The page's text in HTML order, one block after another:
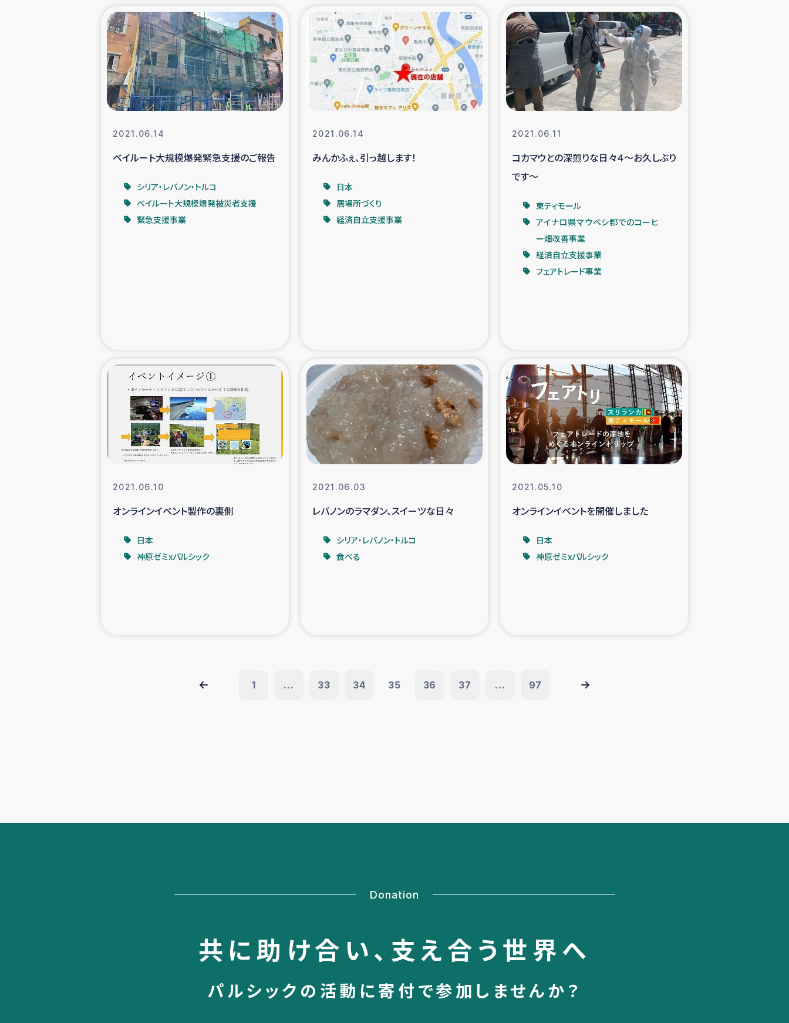
石巻市街地在宅被災者支援 復興応援隊の活動
仮設住宅生活支援・農業復興支援 漁業復興支援
インターン・ボランティア日誌 経済自立支援事業
ガザ空爆被災者への食料支援と農家生産支援
ガザ地区における羊の畜産支援 ガザ地区での公園の緑化を通じた支援事業
ガザ地区における被災住民への緊急支援
フェアトレード事業
女性の生計向上を通じた子どもの栄養改善事業
コーヒー生産者支援 アイナロ県マウベシ郡でのコーヒー畑改善事業
ベイルート大規模爆発被災者支援 女性の生計向上支援
アグロフォレストリー（カカオ）事業
2021.06.14
ベイルート大規模爆発緊急支援のご報告
シリア・レバノン・トルコ
ベイルート大規模爆発被災者支援
緊急支援事業
2021.06.14
みんかふぇ、引っ越します！
日本
居場所づくり
経済自立支援事業
2021.06.11
コカマウとの深煎りな日々４～お久しぶり
です～
東ティモール
アイナロ県マウベシ郡でのコーヒ
ー畑改善事業
経済自立支援事業
フェアトレード事業
2021.06.10
オンラインイベント製作の裏側
日本
神原ゼミxパルシック
2021.06.03
レバノンのラマダン、スイーツな日々
シリア・レバノン・トルコ
食べる
2021.05.10
オンラインイベントを開催しました
日本
神原ゼミxパルシック
1 ... 33 34 35 36 37 ... 97
Donation
共に助け合い、 支え合う世界へ
パルシックの活動に寄付で参加しませんか？